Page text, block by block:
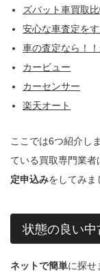
ズバット車買取
安心な車査定を
車の査定なら！
カービュー
カーセンサー
楽天オート
ここでは6つ紹介し
ている買取専門業
定申込みをしてみま
状態の良い
ネットで簡単に探せ